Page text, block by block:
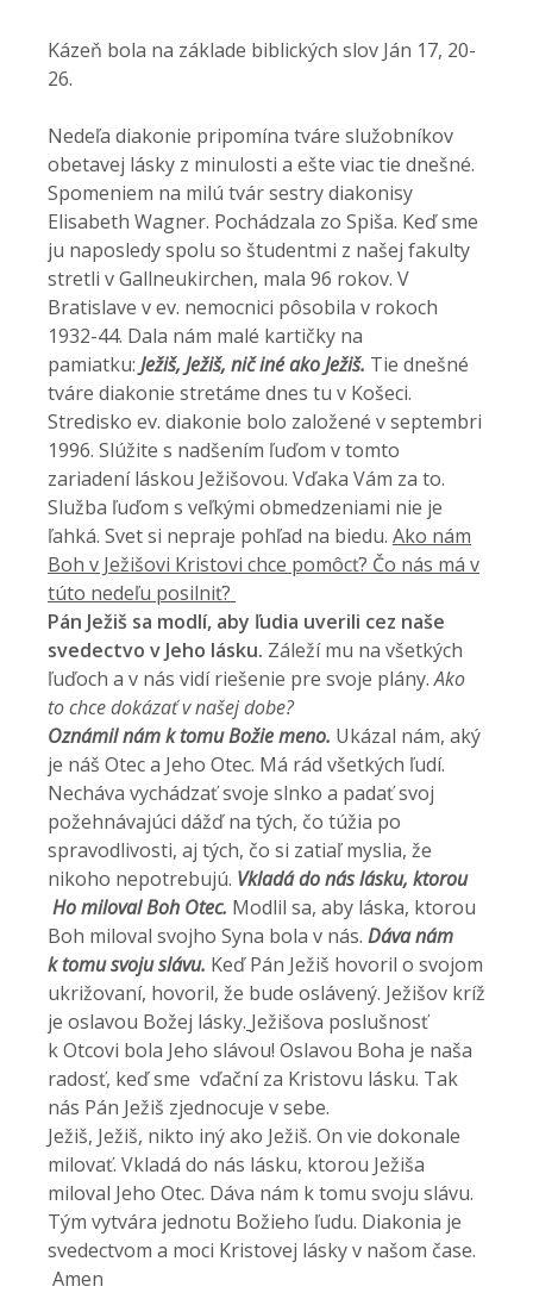
Kázeň bola na základe biblických slov Ján 17, 20-
26.
Nedeľa diakonie pripomína tváre služobníkov
obetavej lásky z minulosti a ešte viac tie dnešné.
Spomeniem na milú tvár sestry diakonisy
Elisabeth Wagner. Pochádzala zo Spiša. Keď sme
ju naposledy spolu so študentmi z našej fakulty
stretli v Gallneukirchen, mala 96 rokov. V
Bratislave v ev. nemocnici pôsobila v rokoch
1932-44. Dala nám malé kartičky na
pamiatku: Ježiš, Ježiš, nič iné ako Ježiš. Tie dnešné
tváre diakonie stretáme dnes tu v Košeci.
Stredisko ev. diakonie bolo založené v septembri
1996. Slúžite s nadšením ľuďom v tomto
zariadení láskou Ježišovou. Vďaka Vám za to.
Služba ľuďom s veľkými obmedzeniami nie je
ľahká. Svet si nepraje pohľad na biedu. Ako nám
Boh v Ježišovi Kristovi chce pomôcť? Čo nás má v
túto nedeľu posilniť?
Pán Ježiš sa modlí, aby ľudia uverili cez naše
svedectvo v Jeho lásku. Záleží mu na všetkých
ľuďoch a v nás vidí riešenie pre svoje plány.Ako
to chce dokázať v našej dobe?
Oznámil nám k tomu Božie meno. Ukázal nám, aký
je náš Otec a Jeho Otec. Má rád všetkých ľudí.
Necháva vychádzať svoje slnko a padať svoj
požehnávajúci dážď na tých, čo túžia po
spravodlivosti, aj tých, čo si zatiaľ myslia, že
nikoho nepotrebujú. Vkladá do nás lásku, ktorou
Ho miloval Boh Otec. Modlil sa, aby láska, ktorou
Boh miloval svojho Syna bola v nás. Dáva nám
k tomu svoju slávu. Keď Pán Ježiš hovoril o svojom
ukrižovaní, hovoril, že bude oslávený. Ježišov kríž
je oslavou Božej lásky. Ježišova poslušnosť
k Otcovi bola Jeho slávou! Oslavou Boha je naša
radosť, keď sme vďační za Kristovu lásku. Tak
nás Pán Ježiš zjednocuje v sebe.
Ježiš, Ježiš, nikto iný ako Ježiš. On vie dokonale
milovať. Vkladá do nás lásku, ktorou Ježiša
miloval Jeho Otec. Dáva nám k tomu svoju slávu.
Tým vytvára jednotu Božieho ľudu. Diakonia je
svedectvom a moci Kristovej lásky v našom čase.
Amen